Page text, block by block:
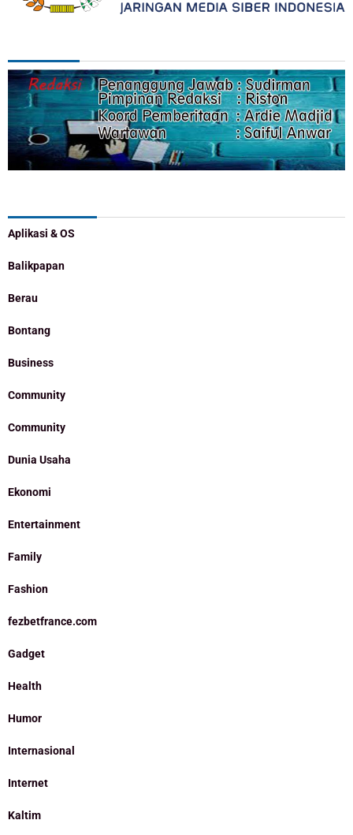
Aplikasi & OS
Balikpapan
Berau
Bontang
Business
Community
Community
Dunia Usaha
Ekonomi
Entertainment
Family
Fashion
fezbetfrance.com
Gadget
Health
Humor
Internasional
Internet
Kaltim